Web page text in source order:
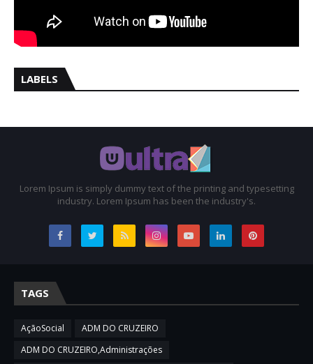
LABELS
Lorem Ipsum is simply dummy text of the printing and typesetting
industry. Lorem Ipsum has been the industry's.
TAGS
AçãoSocial
ADM DO CRUZEIRO
ADM DO CRUZEIRO,Administrações